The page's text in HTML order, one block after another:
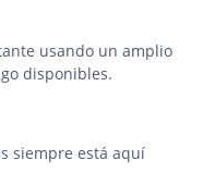
usando un amplio
disponibles.
siempre está aquí